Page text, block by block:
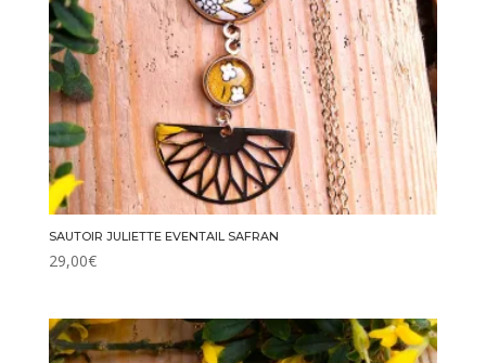
SAUTOIR JULIETTE EVENTAIL SAFRAN
29,00€